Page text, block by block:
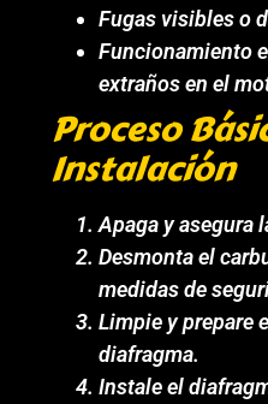
Fugas visibles o
Funcionamiento
extraños en el
Proceso
Instalación
Apaga y asegura
Desmonta el
medidas de
Limpie y prepare
diafragma.
Instale el